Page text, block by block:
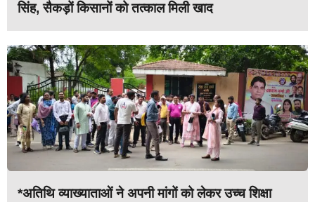
सिंह, सैकड़ों किसानों को तत्काल मिली खाद
*अतिथि व्याख्याताओं ने अपनी मांगों को लेकर उच्च शिक्षा